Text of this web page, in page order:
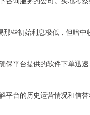
些初始利息极低，但暗中
保平台提供的软件下单迅
台的历史运营情况和信誉